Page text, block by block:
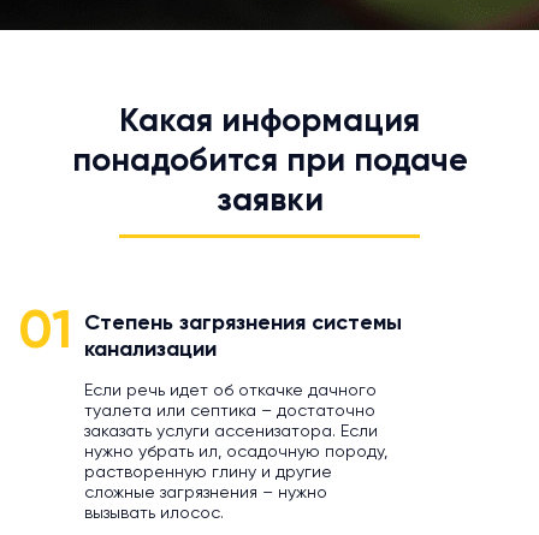
Какая информация
понадобится при подаче
заявки
01
Степень загрязнения системы
канализации
Если речь идет об откачке дачного
туалета или септика – достаточно
заказать услуги ассенизатора. Если
нужно убрать ил, осадочную породу,
растворенную глину и другие
сложные загрязнения – нужно
вызывать илосос.